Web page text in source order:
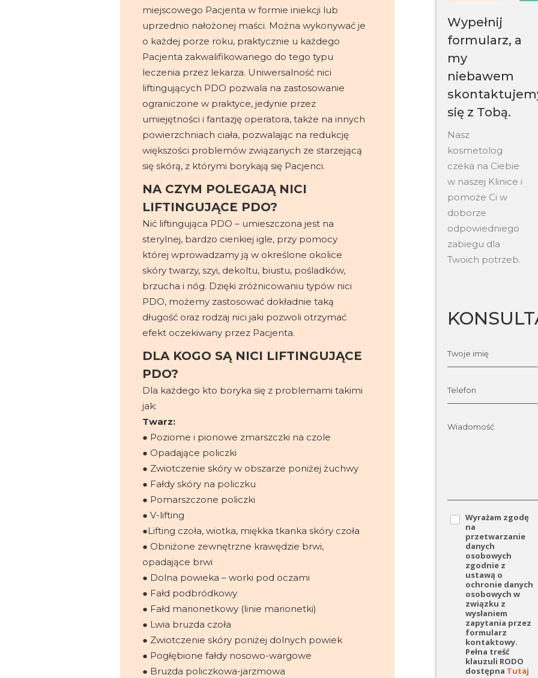
miejscowego Pacjenta w formie iniekcji lub
uprzednio nałożonej maści. Można wykonywać je
o każdej porze roku, praktycznie u każdego
Pacjenta zakwalifikowanego do tego typu
leczenia przez lekarza. Uniwersalność nici
liftingujących PDO pozwala na zastosowanie
ograniczone w praktyce, jedynie przez
umiejętności i fantazję operatora, także na innych
powierzchniach ciała, pozwalając na redukcję
większości problemów związanych ze starzejącą
się skórą, z którymi borykają się Pacjenci.
NA CZYM POLEGAJĄ NICI
LIFTINGUJĄCE PDO?
Nić liftingująca PDO – umieszczona jest na
sterylnej, bardzo cienkiej igle, przy pomocy
której wprowadzamy ją w określone okolice
skóry twarzy, szyi, dekoltu, biustu, pośladków,
brzucha i nóg. Dzięki zróżnicowaniu typów nici
PDO, możemy zastosować dokładnie taką
długość oraz rodzaj nici jaki pozwoli otrzymać
efekt oczekiwany przez Pacjenta.
DLA KOGO SĄ NICI LIFTINGUJĄCE
PDO?
Dla każdego kto boryka się z problemami takimi
jak:
Twarz:
● Poziome i pionowe zmarszczki na czole
● Opadające policzki
● Zwiotczenie skóry w obszarze poniżej żuchwy
● Fałdy skóry na policzku
● Pomarszczone policzki
● V-lifting
●Lifting czoła, wiotka, miękka tkanka skóry czoła
● Obniżone zewnętrzne krawędzie brwi,
opadające brwi
● Dolna powieka – worki pod oczami
● Fałd podbródkowy
● Fałd marionetkowy (linie marionetki)
● Lwia bruzda czoła
● Zwiotczenie skóry poniżej dolnych powiek
● Pogłębione fałdy nosowo-wargowe
● Bruzda policzkowa-jarzmowa
Wypełnij
formularz, a
my
niebawem
się z Tobą.
Nasz
kosmetolog
czeka na Ciebie
w naszej Klinice i
pomoże Ci w
doborze
odpowiedniego
zabiegu dla
Twoich potrzeb.
Twoje imię
Telefon
Wiadomość
Wyrażam zgodę
na
przetwarzanie
danych
osobowych
zgodnie z
ustawą o
ochronie danych
osobowych w
związku z
wysłaniem
zapytania przez
formularz
kontaktowy.
Pełna treść
klauzuli RODO
dostępna Tutaj